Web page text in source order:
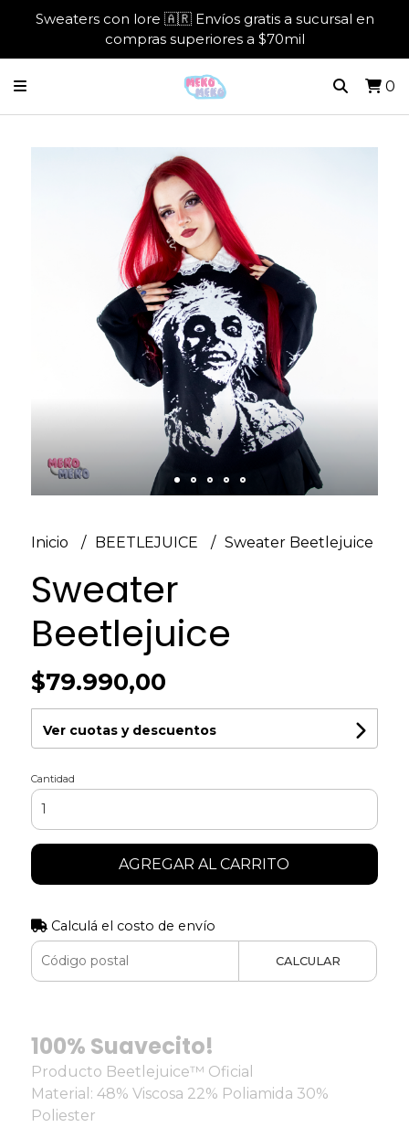
Sweaters con lore 🇦🇷 Envíos gratis a sucursal en
compras superiores a $70mil
0
Inicio BEETLEJUICE Sweater Beetlejuice
Sweater
Beetlejuice
$79.990,00
Ver cuotas y descuentos
Cantidad
AGREGAR AL CARRITO
Calculá el costo de envío
CALCULAR
100% Suavecito!
Producto Beetlejuice™ Oficial
Material: 48% Viscosa 22% Poliamida 30%
Poliester